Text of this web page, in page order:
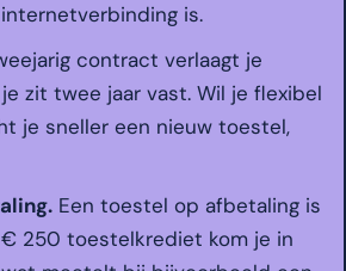
is.
contract verlaagt je
zit twee jaar vast. Wil je flexibel
je sneller een nieuw toestel,
Een toestel op afbetaling is
€ 250 toestelkrediet kom je in